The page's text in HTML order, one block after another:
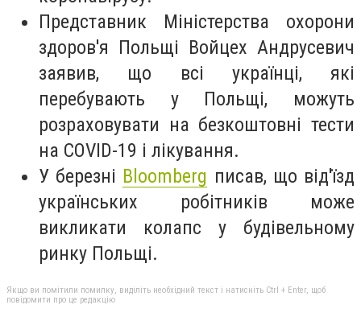
Представник Міністерства охорони
здоров'я Польщі Войцех Андрусевич
заявив, що всі українці, які
перебувають у Польщі, можуть
розраховувати на безкоштовні тести
на COVID-19 і лікування.
У березні Bloomberg писав, що від'їзд
українських робітників може
викликати колапс у будівельному
ринку Польщі.
Якщо ви помітили помилку, виділіть необхідний текст і натисніть Ctrl + Enter, щоб
повідомити про це редакцію